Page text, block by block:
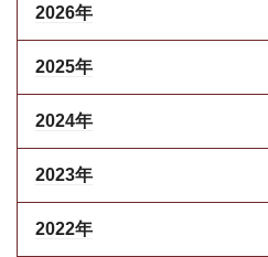
2026年
2025年
2024年
2023年
2022年